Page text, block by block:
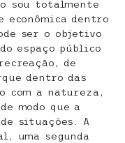
sou totalmente
econômica dentro
ser o objetivo
espaço público
de
dentro das
com a natureza,
modo que a
situações. A
uma segunda